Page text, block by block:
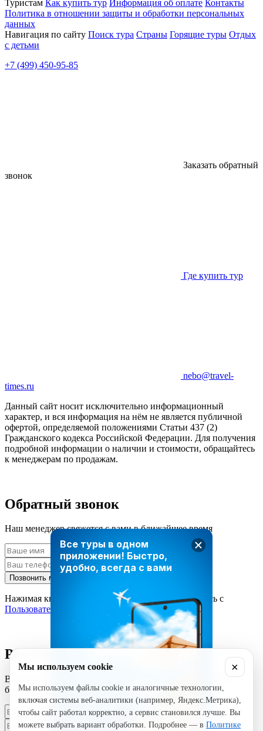
Все туры в одном
приложении! Быстро,
удобно, всегда с вами
Туристам Как купить тур Информация об оплате Контакты
Политика в отношении защиты и обработки персональных
данных
Навигация по сайту Поиск тура Страны Горящие туры Отдых
с детьми
+7 (499) 450-95-85
Заказать обратный
звонок
Где купить тур
nebo@travel-
times.ru
Данный сайт носит исключительно информационный
характер, и вся информация на нём не является публичной
офертой, определяемой положениями Статьи 437 (2)
Гражданского кодекса Российской Федерации. Для получения
подробной информации о наличии и стоимости, обращайтесь
к менеджерам по продажам.
Обратный звонок
Наш менеджер свяжется с вами в ближайшее время
Позвонить мне
Нажимая кнопку «Позвонить мне», вы соглашаетесь с
Пользовательским соглашением
Рассчитать стоимость тура
Введите ваши данные и наш менеджер свяжется с вами в
ближайшее время
Мы используем cookie ×
Мы используем файлы cookie и аналогичные технологии,
включая системы веб-аналитики (например, Яндекс.Метрика),
чтобы сайт работал корректно, а сервис становился лучше. Вы
можете выбрать вариант обработки. Подробнее — в Политике